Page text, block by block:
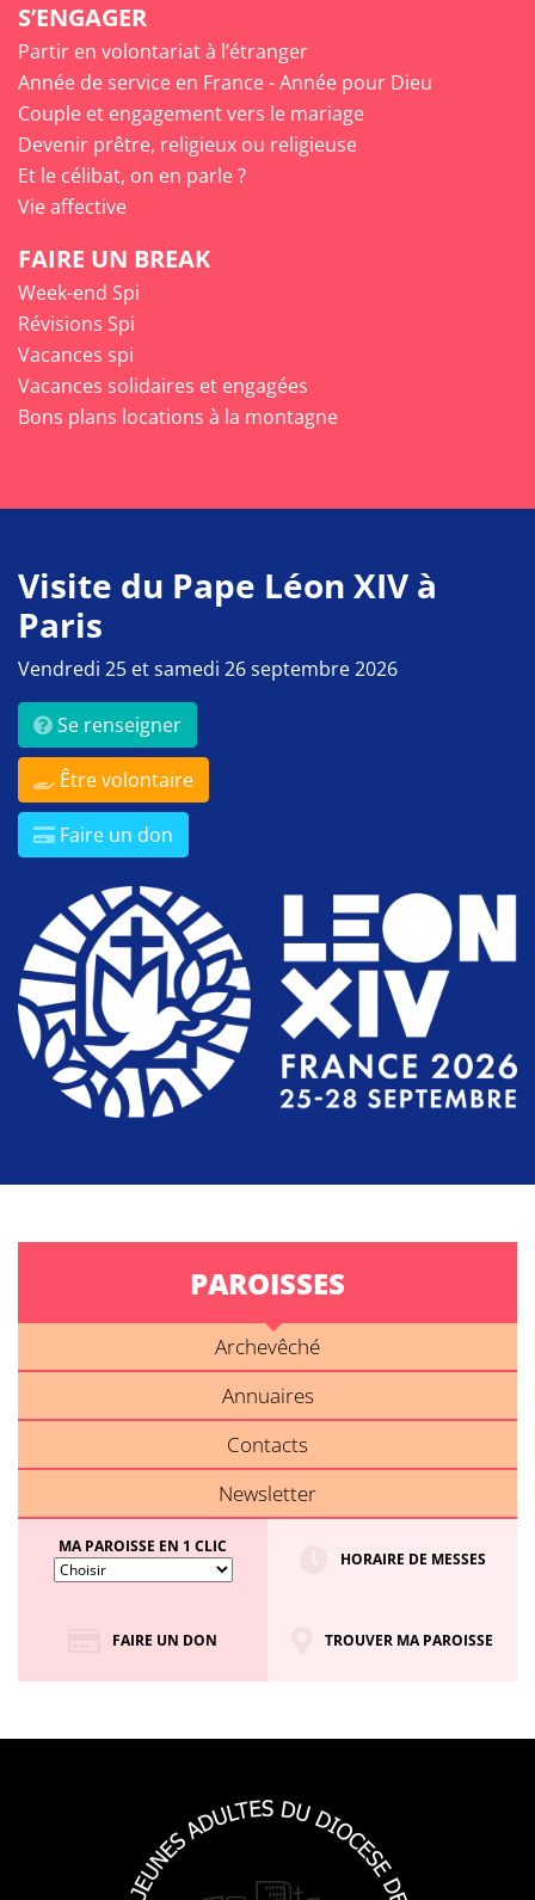
S’ENGAGER
Partir en volontariat à l’étranger
Année de service en France - Année pour Dieu
Couple et engagement vers le mariage
Devenir prêtre, religieux ou religieuse
Et le célibat, on en parle ?
Vie affective
FAIRE UN BREAK
Week-end Spi
Révisions Spi
Vacances spi
Vacances solidaires et engagées
Bons plans locations à la montagne
Visite du Pape Léon XIV à
Paris
Vendredi 25 et samedi 26 septembre 2026
Se renseigner
Être volontaire
Faire un don
PAROISSES
Archevêché
Annuaires
Contacts
Newsletter
MA PAROISSE EN 1 CLIC
HORAIRE DE MESSES
FAIRE UN DON TROUVER MA PAROISSE